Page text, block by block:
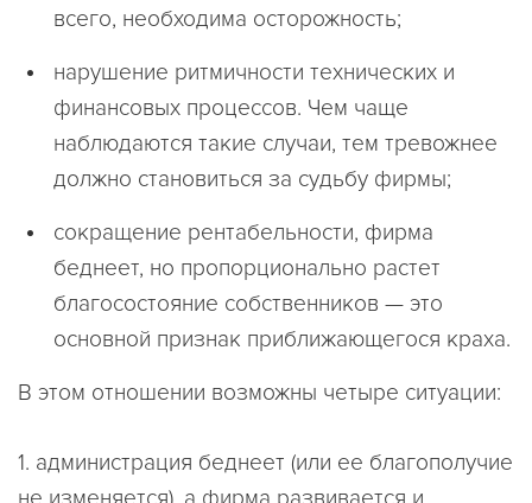
всего, необходима осторожность;
нарушение ритмичности технических и
финансовых процессов. Чем чаще
наблюдаются такие случаи, тем тревожнее
должно становиться за судьбу фирмы;
сокращение рентабельности, фирма
беднеет, но пропорционально растет
благосостояние собственников — это
основной признак приближающегося краха.
В этом отношении возможны четыре ситуации:
1. администрация беднеет (или ее благополучие